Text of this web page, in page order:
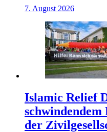
7. August 2026
Islamic Relief
der